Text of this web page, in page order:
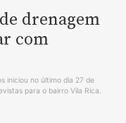
drenagem
com
iniciou no último dia 27 de
para o bairro Vila Rica.